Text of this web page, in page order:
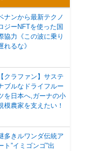
ナンから最新テクノ
ジーNFTを使った国
協力《この波に乗り
れるな》
【クラファン】サステ
ブルなドライフルー
を日本へ,ガーナの小
模農家を支えたい！
多きルワンダ伝統ア
ト”イミゴンゴ”出